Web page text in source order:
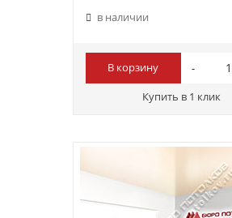
в наличии
В корзину
Купить в 1 клик